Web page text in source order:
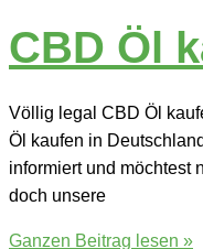
weit
die
Forschung?
CBD Öl
Völlig legal CBD Öl
Öl kaufen in
informiert und möchtest
doch unsere
CBD
Ganzen Beitrag lesen »